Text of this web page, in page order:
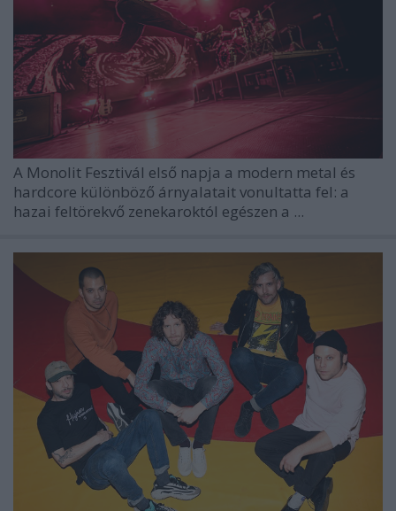
A Monolit Fesztivál első napja a modern metal és
hardcore különböző árnyalatait vonultatta fel: a
hazai feltörekvő zenekaroktól egészen a ...